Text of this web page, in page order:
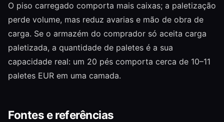
O piso carregado comporta mais caixas; a paletização
perde volume, mas reduz avarias e mão de obra de
carga. Se o armazém do comprador só aceita carga
paletizada, a quantidade de paletes é a sua
capacidade real: um 20 pés comporta cerca de 10–11
paletes EUR em uma camada.
Fontes e referências